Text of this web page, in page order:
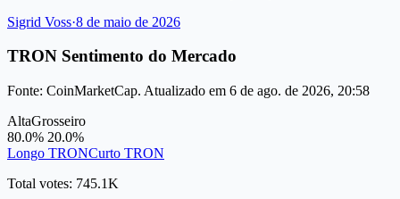
Sigrid Voss·8 de maio de 2026
TRON Sentimento do Mercado
Fonte: CoinMarketCap. Atualizado em 6 de ago. de 2026, 20:58
AltaGrosseiro
80.0% 20.0%
Longo TRONCurto TRON
Total votes: 745.1K